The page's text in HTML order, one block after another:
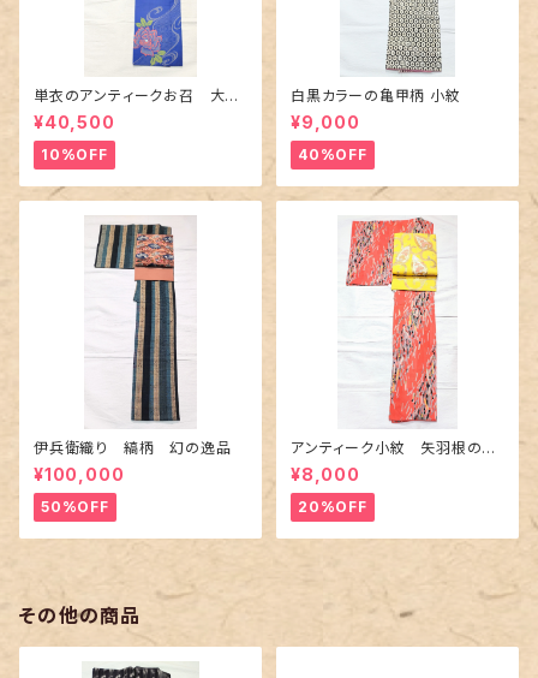
単衣のアンティークお召 大輪
の薔薇柄柄
¥40,500
10%OFF
白黒カラーの亀甲柄 小紋
¥9,000
40%OFF
伊兵衛織り 縞柄 幻の逸品
¥100,000
50%OFF
アンティーク小紋 矢羽根の地
紋に短冊柄 裄６６cm
¥8,000
20%OFF
その他の商品